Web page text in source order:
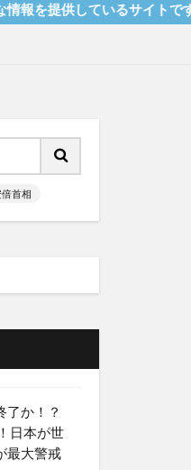
いるサイトです！
首相
了か！？
日本が世
最大警戒